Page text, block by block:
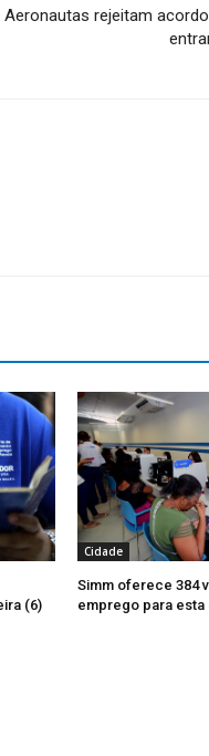
Aeronautas rejeitam
(6)
Cidade
Simm oferece 384
emprego para